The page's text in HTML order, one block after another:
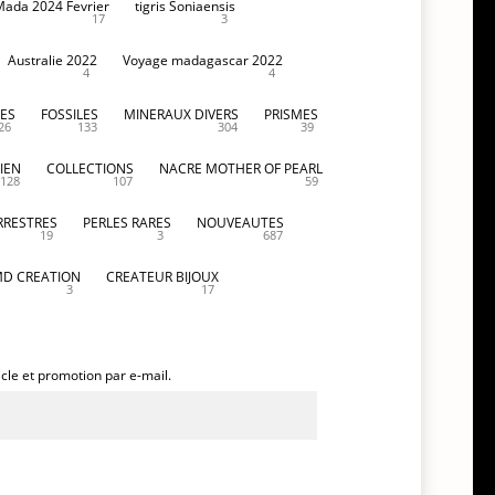
2024 Fevrier
17
tigris Soniaensis
3
Australie 2022
4
Voyage madagascar 2022
4
FOSSILES
133
MINERAUX DIVERS
304
PRISMES
39
128
COLLECTIONS
107
NACRE MOTHER OF PEARL
59
19
PERLES RARES
3
NOUVEAUTES
687
CREATION
3
CREATEUR BIJOUX
17
et promotion par e-mail.